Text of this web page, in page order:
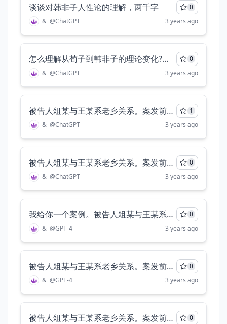
谈谈对韩非子人性论的理解，两千字
0
& @ChatGPT 3 years ago
怎么理解从荀子到韩非子的理论变化?（荀子跟孔孟之间的差异怎么产生?荀子和韩非子之间的逻辑联系在哪?）
0
& @ChatGPT 3 years ago
被告人俎某与王某系老乡关系。案发前，被害人林某 1（男，殁年 71 岁） 居住于山西省太原市××区西户。2017 年 1 月 6 日上午，林某 1 告知王某，称 可以给俎某介绍对象，需要到林某 1 住处见面。次日上午 11 时许，俎某与王某 共同来到林某 1 家。闲聊中，林称介绍的对象下午才能来，遂挽留俎某与王某在家中共同做饭、吃饭。午餐期间，林某 1 喝了两小瓶劲酒，并对俎某和王某无故辱骂。俎某与王某欲离开，被林某 1 阻止。至 15 时 50 分许，王某以上厕所为由趁机离开。俎某也欲离开时，因未能打开房门，被林某 1 拦住。林某 1 挥拳并用家中的擀面杖击打俎某的头面等部位同时将视力残疾（残疾等级三级）的俎某的眼镜击落。厮打过程中，二人双双摔倒。俎某骑压在林某 1 身上，并用双手掐林某 1 颈部，林某 1 则用双手抓住俎某的头发不放。俎某拿起自己掉在地上的丝巾，绕在林某 1 的颈部勒，直至林抓其头发的手松开才放手。其后，俎某找到房门钥匙并通过防盗门的防护栏传递给门外返回的王某，王某打开防盗门后，俎某离开林某 1 居所。闻讯赶来的王某丈夫吴某拨打 120 急救电话并报警，医疗人员和民警随即赶至现场，发现林某 1 已死亡。经鉴定，林某 1 系颈部受外力作用致机械性窒息死亡，心血中酒精含量 90.6mg／100ml；俎某因外伤致左眼眶内壁骨 折，左眼顿挫伤，其伤情构成轻微伤。请你就故意杀人罪对俎某的行为进行仔细分析，需要你考虑他们是否构成互殴，并从犯罪论体系对俎某进行定罪分析。
1
& @ChatGPT 3 years ago
被告人俎某与王某系老乡关系。案发前，被害人林某 1（男，殁年 71 岁） 居住于山西省太原市××区西户。2017 年 1 月 6 日上午，林某 1 告知王某，称 可以给俎某介绍对象，需要到林某 1 住处见面。次日上午 11 时许，俎某与王某 共同来到林某 1 家。闲聊中，林称介绍的对象下午才能来，遂挽留俎某与王某在家中共同做饭、吃饭。午餐期间，林某 1 喝了两小瓶劲酒，并对俎某和王某无故辱骂。俎某与王某欲离开，被林某 1 阻止。至 15 时 50 分许，王某以上厕所为由趁机离开。俎某也欲离开时，因未能打开房门，被林某 1 拦住。林某 1 挥拳并用家中的擀面杖击打俎某的头面等部位，同时将视力残疾（残疾等级三级）的俎某的眼镜击落。厮打过程中，二人双双摔倒。俎某骑压在林某 1 身上，并用双手掐林某 1 颈部，林某 1 则用双手抓住俎某的头发不放。俎某拿起自己掉在地上的丝巾，绕在林某 1 的颈部勒，直至林抓其头发的手松开才放手。其后，俎某找到房门钥匙并通过防盗门的防护栏传递给门外返回的王某，王某打开防盗门后，俎某离开林某 1 居所。闻讯赶来的王某丈夫吴某拨打 120 急救电话并报警，医疗人员和民警随即赶至现场，发现林某 1 已死亡。经鉴定，林某 1 系颈部受外力作用致机械性窒息死亡，心血中酒精含量 90.6mg／100ml；俎某因外伤致左眼眶内壁骨 折，左眼顿挫伤，其伤情构成轻微伤。案发后，俎某明知他人报警，并未离开案发现场。请你根据以上犯罪事实，就三阶层犯罪论体系对俎某进行故意杀人罪推定。至少写三千字。
0
& @ChatGPT 3 years ago
我给你一个案例。被告人俎某与王某系老乡关系。案发前，被害人林某 1（男，殁年 71 岁）居住于山西省太原市××区西户。2017 年 1 月 6 日上午，林某 1 告知王某，称可以给俎某介绍对象，需要到林某 1 住处见面。次日上午 11 时许，俎某与王某共同来到林某 1 家。闲聊中，林称介绍的对象下午才能来，遂挽留俎某与王某在家中共同做饭、吃饭。午餐期间，林某 1 喝了两小瓶劲酒，并对俎某和王某无故辱骂。俎某与王某欲离开，被林某 1 阻止。至 15 时 50 分许，王某以上厕所为由趁机离开。俎某也欲离开时，因未能打开房门，被林某 1 拦住。林某 1 挥拳并用家中的擀面杖击打俎某的头面等部位，同时将视力残疾（残疾等级三级）的俎某的眼镜击落。厮打过程中，二人双双摔倒。俎某骑压在林某 1 身上，并用双手掐林某 1 颈部，林某 1 则用双手抓住俎某的头发不放。俎某拿起自己掉在地上的丝巾，绕在林某 1 的颈部勒，直至林抓其头发的手松开才放手。其后，俎某找到房门钥匙并通过防盗门的防护栏传递给门外返回的王某，王某打开防盗门后，俎某离开林某 1 居所。闻讯赶来的王某丈夫吴某拨打 120 急救电话并报警，医疗人员和民警随即赶至现场，发现林某 1 已死亡。经鉴定，林某 1 系颈部受外力作用致机械性窒息死亡，心血中酒精含量 90.6mg／100ml；俎某因外伤致左眼眶内壁骨折，左眼顿挫伤，其伤情构成轻微伤。案发后，俎某明知他人报警，并未离开案发现场。接下来，你需要以故意杀人罪对被告人俎某进行起诉，对被告人进行入罪化退定。请你至少给我三千字。
0
& @GPT-4 3 years ago
被告人俎某与王某系老乡关系。案发前，被害人林某 1（男，殁年 71 岁） 居住于山西省太原市××区西户。2017 年 1 月 6 日上午，林某 1 告知王某，称 可以给俎某介绍对象，需要到林某 1 住处见面。次日上午 11 时许，俎某与王某 共同来到林某 1 家。闲聊中，林称介绍的对象下午才能来，遂挽留俎某与王某在家中共同做饭、吃饭。午餐期间，林某 1 喝了两小瓶劲酒，并对俎某和王某无故辱骂。俎某与王某欲离开，被林某 1 阻止。至 15 时 50 分许，王某以上厕所为由趁机离开。俎某也欲离开时，因未能打开房门，被林某 1 拦住。林某 1 挥拳并用家中的擀面杖击打俎某的头面等部位，同时将视力残疾（残疾等级三级）的俎某的眼镜击落。厮打过程中，二人双双摔倒。俎某骑压在林某 1 身上，并用双手掐林某 1 颈部，林某 1 则用双手抓住俎某的头发不放。俎某拿起自己掉在地上的丝巾，绕在林某 1 的颈部勒，直至林抓其头发的手松开才放手。其后，俎某找到房门钥匙并通过防盗门的防护栏传递给门外返回的王某，王某打开防盗门后，俎某离开林某 1 居所。闻讯赶来的王某丈夫吴某拨打 120 急救电话并报警，医疗人员和民警随即赶至现场，发现林某 1 已死亡。经鉴定，林某 1 系颈部受外力作用致机械性窒息死亡，心血中酒精含量 90.6mg／100ml；俎某因外伤致左眼眶内壁骨 折，左眼顿挫伤，其伤情构成轻微伤。案发后，俎某明知他人报警，并未离开案发现场
0
& @GPT-4 3 years ago
被告人俎某与王某系老乡关系。案发前，被害人林某 1（男，殁年 71 岁） 居住于山西省太原市××区西户。2017 年 1 月 6 日上午，林某 1 告知王某，称 可以给俎某介绍对象，需要到林某 1 住处见面。次日上午 11 时许，俎某与王某 共同来到林某 1 家。闲聊中，林称介绍的对象下午才能来，遂挽留俎某与王某在家中共同做饭、吃饭。午餐期间，林某 1 喝了两小瓶劲酒，并对俎某和王某无故辱骂。俎某与王某欲离开，被林某 1 阻止。至 15 时 50 分许，王某以上厕所为由趁机离开。俎某也欲离开时，因未能打开房门，被林某 1 拦住。林某 1 挥拳并用家中的擀面杖击打俎某的头面等部位，同时将视力残疾（残疾等级三级）的俎某的眼镜击落。厮打过程中，二人双双摔倒。俎某骑压在林某 1 身上，并用双手掐林某 1 颈部，林某 1 则用双手抓住俎某的头发不放。俎某拿起自己掉在地上的丝巾，绕在林某 1 的颈部勒，直至林抓其头发的手松开才放手。其后，俎某找到房门钥匙并通过防盗门的防护栏传递给门外返回的王某，王某打开防盗门后，俎某离开林某 1 居所。闻讯赶来的王某丈夫吴某拨打 120 急救电话并报警，医疗人员和民警随即赶至现场，发现林某 1 已死亡。经鉴定，林某 1 系颈部受外力作用致机械性窒息死亡，心血中酒精含量 90.6mg／100ml；俎某因外伤致左眼眶内壁骨 折，左眼顿挫伤，其伤情构成轻微伤。案发后，俎某明知他人报警，并未离开案发现场。请你就故意杀人罪起诉俎某。至少三千字。
0